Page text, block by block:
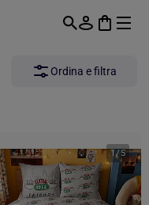
Ordina e filtra
1/5